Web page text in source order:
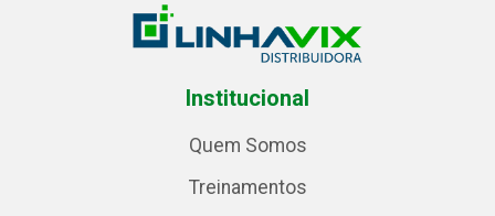
Institucional
Quem Somos
Treinamentos